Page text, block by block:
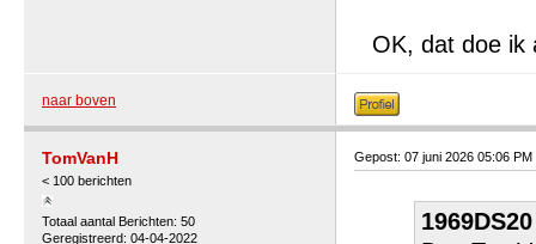
OK, dat doe ik
naar boven
TomVanH
< 100 berichten
Totaal aantal Berichten: 50
Geregistreerd: 04-04-2022
Gepost: 07 juni 2026 05:06 PM